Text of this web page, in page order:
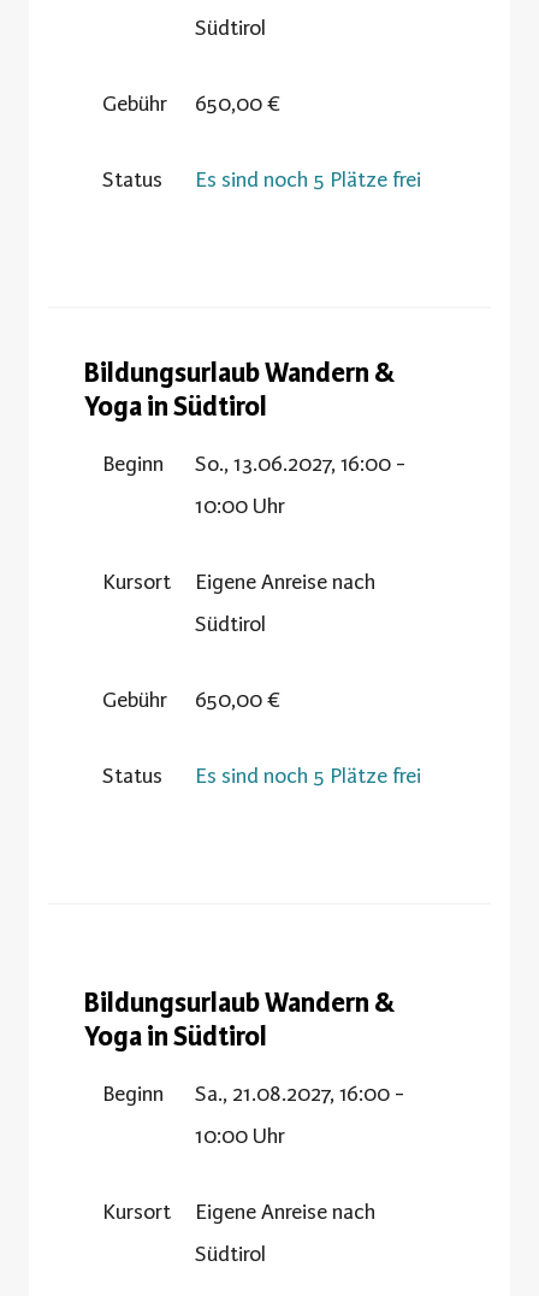
Südtirol
Gebühr 650,00 €
Status Es sind noch 5 Plätze frei
Bildungsurlaub Wandern &
Yoga in Südtirol
Beginn
So., 13.06.2027, 16:00 -
10:00 Uhr
Kursort
Eigene Anreise nach
Südtirol
Gebühr 650,00 €
Status Es sind noch 5 Plätze frei
Bildungsurlaub Wandern &
Yoga in Südtirol
Beginn
Sa., 21.08.2027, 16:00 -
10:00 Uhr
Kursort
Eigene Anreise nach
Südtirol